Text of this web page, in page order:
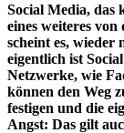
Social Media, das
eines weiteres
scheint es, wieder
eigentlich ist
Netzwerke, wie
können den Weg
festigen und die
Angst: Das gilt